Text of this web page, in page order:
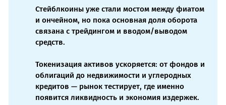
Стейблкоины уже стали мостом между фиатом
и ончейном, но пока основная доля оборота
связана с трейдингом и вводом/выводом
средств.
Токенизация активов ускоряется: от фондов и
облигаций до недвижимости и углеродных
кредитов — рынок тестирует, где именно
появится ликвидность и экономия издержек.